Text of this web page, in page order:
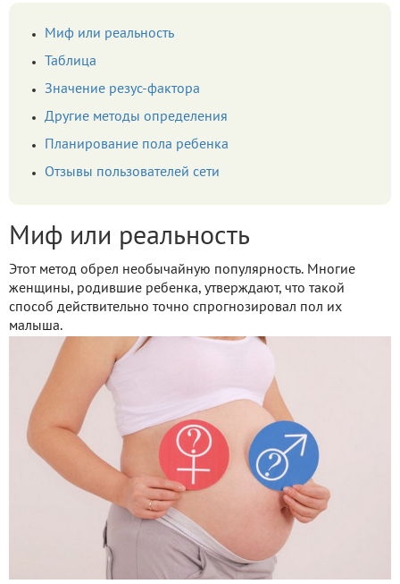
Миф или реальность
Таблица
Значение резус-фактора
Другие методы определения
Планирование пола ребенка
Отзывы пользователей сети
Миф или реальность
Этот метод обрел необычайную популярность. Многие
женщины, родившие ребенка, утверждают, что такой
способ действительно точно спрогнозировал пол их
малыша.